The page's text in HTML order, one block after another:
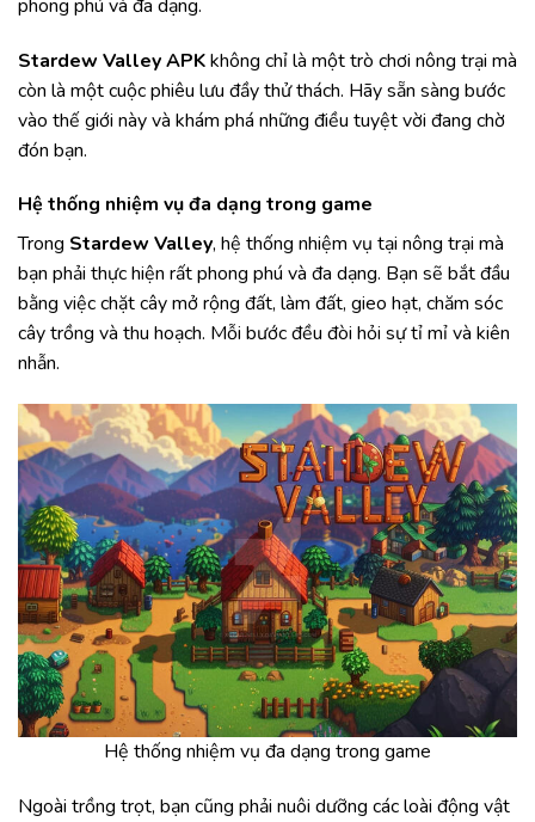
phong phú và đa dạng.
Stardew Valley APKkhông chỉ là một trò chơi nông trại mà
còn là một cuộc phiêu lưu đầy thử thách. Hãy sẵn sàng bước
vào thế giới này và khám phá những điều tuyệt vời đang chờ
đón bạn.
Hệ thống nhiệm vụ đa dạng trong game
Trong Stardew Valley, hệ thống nhiệm vụ tại nông trại mà
bạn phải thực hiện rất phong phú và đa dạng. Bạn sẽ bắt đầu
bằng việc chặt cây mở rộng đất, làm đất, gieo hạt, chăm sóc
cây trồng và thu hoạch. Mỗi bước đều đòi hỏi sự tỉ mỉ và kiên
nhẫn.
Hệ thống nhiệm vụ đa dạng trong game
Ngoài trồng trọt, bạn cũng phải nuôi dưỡng các loài động vật